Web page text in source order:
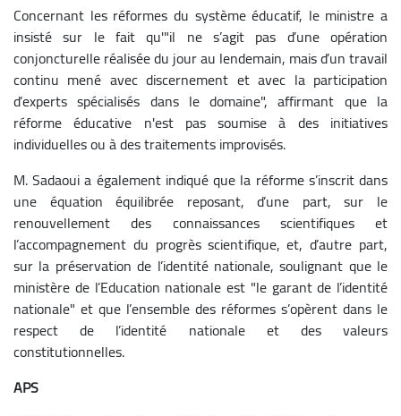
Concernant les réformes du système éducatif, le ministre a
insisté sur le fait qu'"il ne s’agit pas d’une opération
conjoncturelle réalisée du jour au lendemain, mais d’un travail
continu mené avec discernement et avec la participation
d’experts spécialisés dans le domaine", affirmant que la
réforme éducative n'est pas soumise à des initiatives
individuelles ou à des traitements improvisés.
M. Sadaoui a également indiqué que la réforme s’inscrit dans
une équation équilibrée reposant, d’une part, sur le
renouvellement des connaissances scientifiques et
l’accompagnement du progrès scientifique, et, d’autre part,
sur la préservation de l’identité nationale, soulignant que le
ministère de l’Education nationale est "le garant de l’identité
nationale" et que l’ensemble des réformes s’opèrent dans le
respect de l’identité nationale et des valeurs
constitutionnelles.
APS